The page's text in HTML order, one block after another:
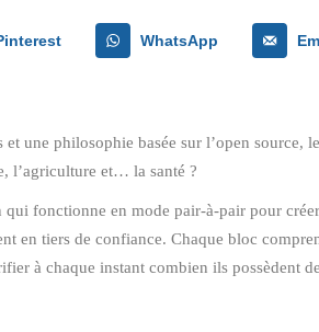
WhatsApp
une philosophie basée sur l’open source,
l’agriculture et… la santé ?
fonctionne en mode pair-à-pair pour
en tiers de confiance. Chaque bloc
à chaque instant combien ils possèdent